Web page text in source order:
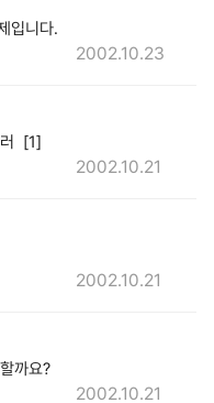
입니다.
2002.10.23
[1]
2002.10.21
2002.10.21
까요?
2002.10.21